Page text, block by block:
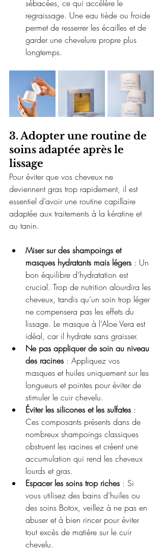
sébacées, ce qui accélère le
regraissage. Une eau tiède ou froide
permet de resserrer les écailles et de
garder une chevelure propre plus
longtemps.
3. Adopter une routine de
soins adaptée après le
lissage
Pour éviter que vos cheveux ne
deviennent gras trop rapidement, il est
essentiel d’avoir une routine capillaire
adaptée aux traitements à la kératine et
au tanin.
Miser sur des shampoings et
masques hydratants mais légers : Un
bon équilibre d’hydratation est
crucial. Trop de nutrition alourdira les
cheveux, tandis qu’un soin trop léger
ne compensera pas les effets du
lissage. Le masque à l’Aloe Vera est
idéal, car il hydrate sans graisser.
Ne pas appliquer de soin au niveau
des racines : Appliquez vos
masques et huiles uniquement sur les
longueurs et pointes pour éviter de
stimuler le cuir chevelu.
Éviter les silicones et les sulfates :
Ces composants présents dans de
nombreux shampoings classiques
obstruent les racines et créent une
accumulation qui rend les cheveux
lourds et gras.
Espacer les soins trop riches : Si
vous utilisez des bains d’huiles ou
des soins Botox, veillez à ne pas en
abuser et à bien rincer pour éviter
tout excès de matière sur le cuir
chevelu.